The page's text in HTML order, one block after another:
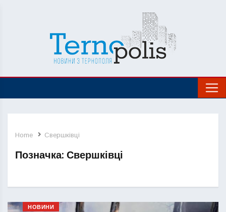
Home Свершківці
Позначка: Свершківці
НОВИНИ